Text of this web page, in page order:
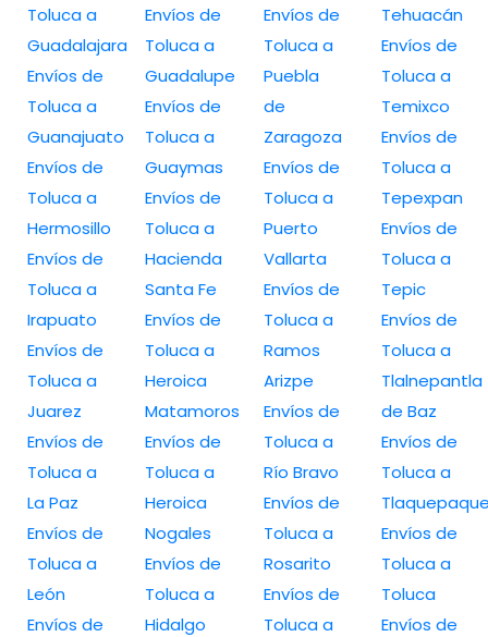
Toluca a
Guadalajara
Envíos de
Toluca a
Guanajuato
Envíos de
Toluca a
Hermosillo
Envíos de
Toluca a
Irapuato
Envíos de
Toluca a
Juarez
Envíos de
Toluca a
La Paz
Envíos de
Toluca a
León
Envíos de
Envíos de
Toluca a
Guadalupe
Envíos de
Toluca a
Guaymas
Envíos de
Toluca a
Hacienda
Santa Fe
Envíos de
Toluca a
Heroica
Matamoros
Envíos de
Toluca a
Heroica
Nogales
Envíos de
Toluca a
Hidalgo
Envíos de
Toluca a
Puebla
de
Zaragoza
Envíos de
Toluca a
Puerto
Vallarta
Envíos de
Toluca a
Ramos
Arizpe
Envíos de
Toluca a
Río Bravo
Envíos de
Toluca a
Rosarito
Envíos de
Toluca a
Tehuacán
Envíos de
Toluca a
Temixco
Envíos de
Toluca a
Tepexpan
Envíos de
Toluca a
Tepic
Envíos de
Toluca a
Tlalnepantla
de Baz
Envíos de
Toluca a
Envíos de
Toluca a
Toluca
Envíos de